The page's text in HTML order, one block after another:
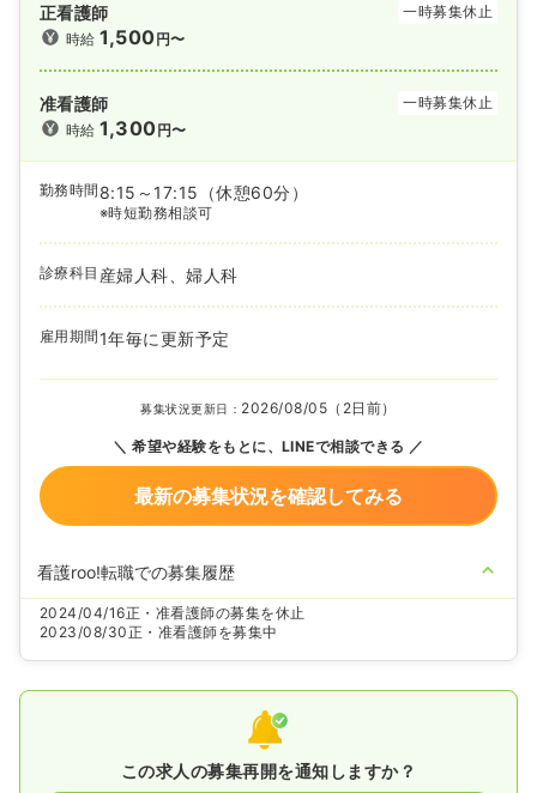
正看護師
一時募集休止
時給1,500円〜
准看護師
一時募集休止
時給1,300円〜
勤務時間 8:15～17:15 （休憩60分）
※時短勤務相談可
診療科目 産婦人科、婦人科
雇用期間 1年毎に更新予定
募集状況更新日： 2026/08/05（2日前）
希望や経験をもとに、LINEで相談できる
最新の募集状況を確認してみる
看護roo!転職での募集履歴
2024/04/16正・准看護師の募集を休止
2023/08/30正・准看護師を募集中
この求人の募集再開を通知しますか？